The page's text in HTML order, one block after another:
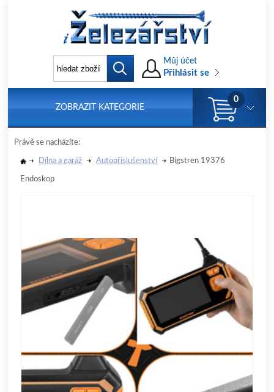
Můj účet
Přihlásit se
ZOBRAZIT KATEGORIE
0
Právě se nacházíte:
Dílna a garáž Autopříslušenství Bigstren 19376
Endoskop